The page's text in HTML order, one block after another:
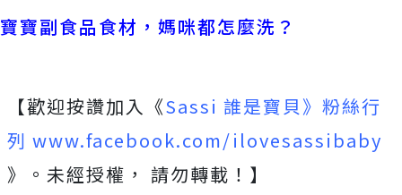
寶寶副食品食材，媽咪都怎麼洗？
【歡迎按讚加入《Sassi 誰是寶貝》粉絲行
列 www.facebook.com/ilovesassibaby
》。未經授權， 請勿轉載！】